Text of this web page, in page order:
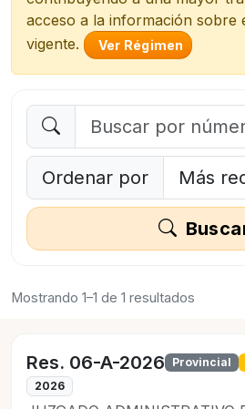
acceso a la información sobre
vigente.
Ver Régimen
Ordenar por
Mostrando 1–1 de 1 resultados
Res. 06-A-2026 Provincial
2026